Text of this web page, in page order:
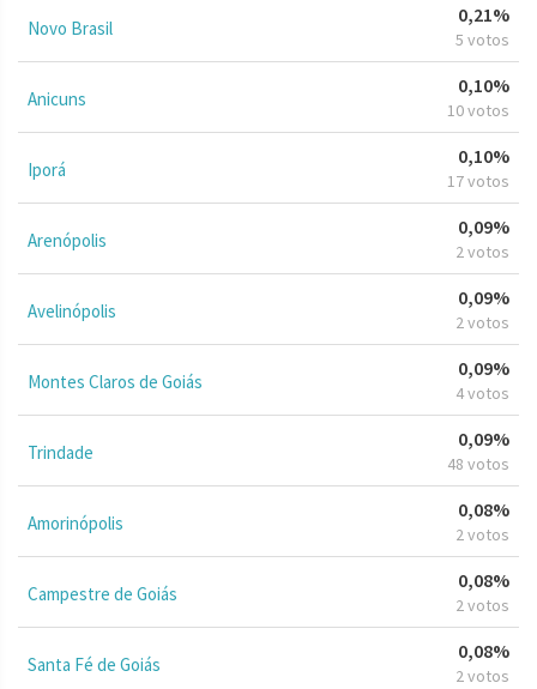
Novo Brasil
0,21%
5 votos
Anicuns
0,10%
10 votos
Iporá
0,10%
17 votos
Arenópolis
0,09%
2 votos
Avelinópolis
0,09%
2 votos
Montes Claros de Goiás
0,09%
4 votos
Trindade
0,09%
48 votos
Amorinópolis
0,08%
2 votos
Campestre de Goiás
0,08%
2 votos
Santa Fé de Goiás
0,08%
2 votos